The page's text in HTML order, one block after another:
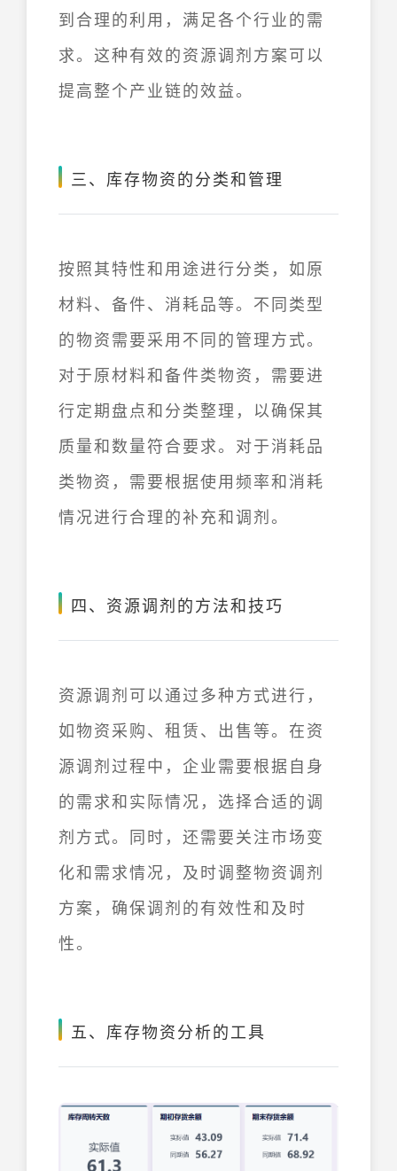
到合理的利用，满足各个行业的需
求。这种有效的资源调剂方案可以
提高整个产业链的效益。
三、库存物资的分类和管理
按照其特性和用途进行分类，如原
材料、备件、消耗品等。不同类型
的物资需要采用不同的管理方式。
对于原材料和备件类物资，需要进
行定期盘点和分类整理，以确保其
质量和数量符合要求。对于消耗品
类物资，需要根据使用频率和消耗
情况进行合理的补充和调剂。
四、资源调剂的方法和技巧
资源调剂可以通过多种方式进行，
如物资采购、租赁、出售等。在资
源调剂过程中，企业需要根据自身
的需求和实际情况，选择合适的调
剂方式。同时，还需要关注市场变
化和需求情况，及时调整物资调剂
方案，确保调剂的有效性和及时
性。
五、库存物资分析的工具